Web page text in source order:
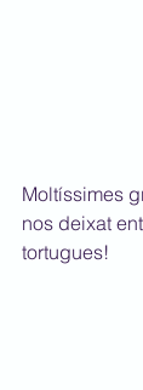
Moltíssimes
nos deixat
tortugues!